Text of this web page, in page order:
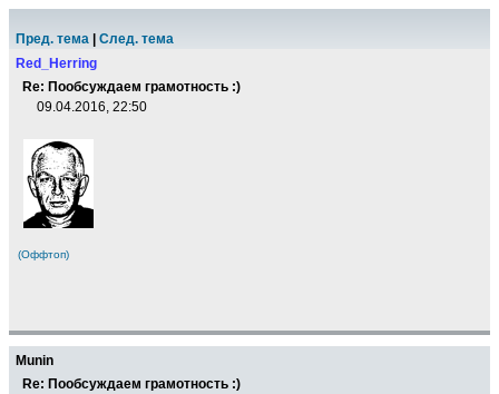
Пред. тема
След. тема
Red_Herring
Re: Пообсуждаем грамотность :)
09.04.2016, 22:50
(Оффтоп)
Munin
Re: Пообсуждаем грамотность :)